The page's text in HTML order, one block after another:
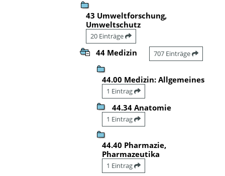
43 Umweltforschung,
Umweltschutz
20 Einträge
44 Medizin 707 Einträge
44.00 Medizin: Allgemeines
1 Eintrag
44.34 Anatomie
1 Eintrag
44.40 Pharmazie,
Pharmazeutika
1 Eintrag